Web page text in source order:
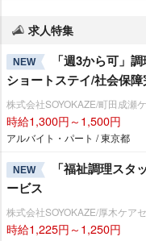
求人特集
NEW
「週3から可」
ショートステイ/社会保
株式会社SOYOKAZE/町田成瀬
時給1,300円～1,500円
アルバイト・パート / 東京都
NEW
「福祉調理ス
ービス
株式会社SOYOKAZE/厚木ケア
時給1,225円～1,250円